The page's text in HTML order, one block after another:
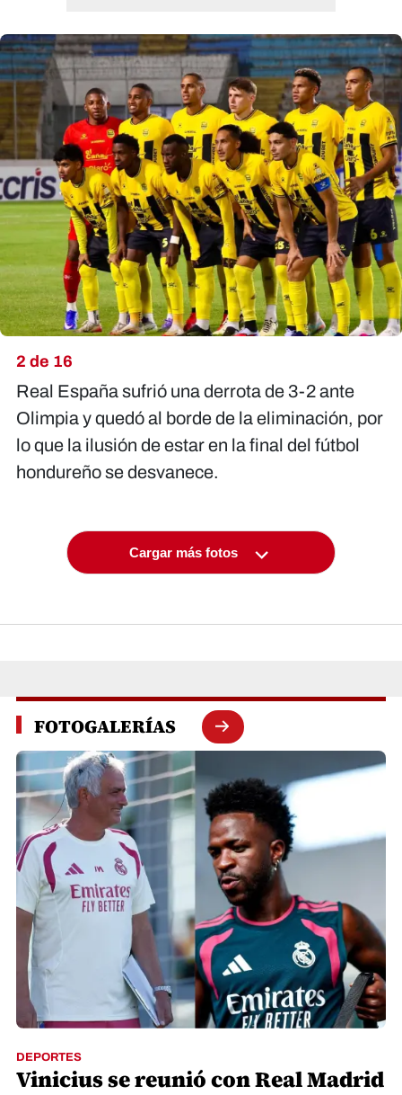
2 de 16
Real España sufrió una derrota de 3-2 ante
Olimpia y quedó al borde de la eliminación, por
lo que la ilusión de estar en la final del fútbol
hondureño se desvanece.
Cargar más fotos
FOTOGALERÍAS
DEPORTES
Vinicius se reunió con Real Madrid